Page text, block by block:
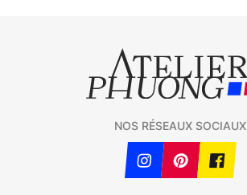
NOS RÉSEAUX SOCIAUX